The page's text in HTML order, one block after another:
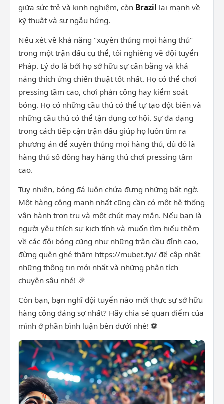
giữa sức trẻ và kinh nghiệm, còn Brazil lại mạnh về
kỹ thuật và sự ngẫu hứng.
Nếu xét về khả năng "xuyên thủng mọi hàng thủ"
trong một trận đấu cụ thể, tôi nghiêng về đội tuyển
Pháp. Lý do là bởi họ sở hữu sự cân bằng và khả
năng thích ứng chiến thuật tốt nhất. Họ có thể chơi
pressing tầm cao, chơi phản công hay kiểm soát
bóng. Họ có những cầu thủ có thể tự tạo đột biến và
những cầu thủ có thể tận dụng cơ hội. Sự đa dạng
trong cách tiếp cận trận đấu giúp họ luôn tìm ra
phương án để xuyên thủng mọi hàng thủ, dù đó là
hàng thủ số đông hay hàng thủ chơi pressing tầm
cao.
Tuy nhiên, bóng đá luôn chứa đựng những bất ngờ.
Một hàng công mạnh nhất cũng cần có một hệ thống
vận hành trơn tru và một chút may mắn. Nếu bạn là
người yêu thích sự kịch tính và muốn tìm hiểu thêm
về các đội bóng cũng như những trận cầu đỉnh cao,
đừng quên ghé thăm https://mubet.fyi/ để cập nhật
những thông tin mới nhất và những phân tích
chuyên sâu nhé! 🎉
Còn bạn, bạn nghĩ đội tuyển nào mới thực sự sở hữu
hàng công đáng sợ nhất? Hãy chia sẻ quan điểm của
mình ở phần bình luận bên dưới nhé! ⚽️